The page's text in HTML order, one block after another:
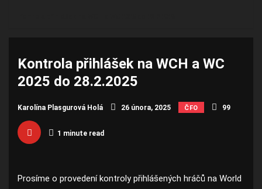
Kontrola přihlášek na WCH a WC
2025 do 28.2.2025
Karolína Plasgurová Holá 26 února, 2025 ČFO 99
1 minute read
Prosíme o provedení kontroly přihlášených hráčů na World